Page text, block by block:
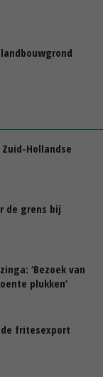
Hollandse
de grens bij
‘Bezoek van
plukken’
fritesexport